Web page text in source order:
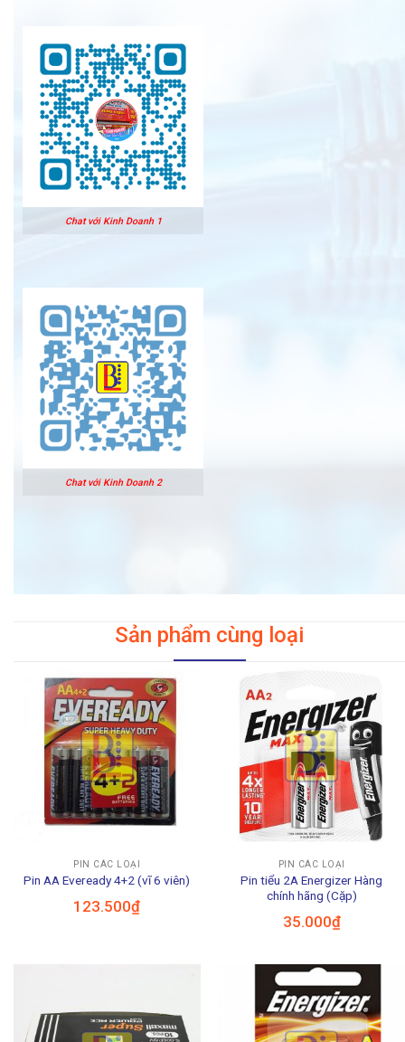
Chat với Kinh Doanh 1
Chat với Kinh Doanh 2
Sản phẩm cùng loại
PIN CÁC LOẠI
Pin AA Eveready 4+2 (vĩ 6 viên)
123.500₫
PIN CÁC LOẠI
Pin tiểu 2A Energizer Hàng
chính hãng (Cặp)
35.000₫